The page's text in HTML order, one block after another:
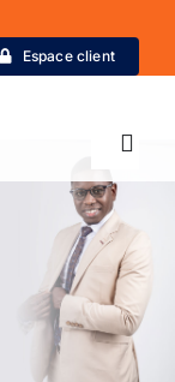
Espace client